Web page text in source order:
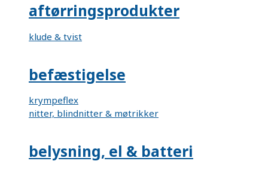
aftørringsprodukter
klude & tvist
befæstigelse
krympeflex
nitter, blindnitter & møtrikker
belysning, el & batteri